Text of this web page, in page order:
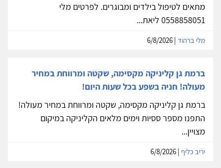
מתאים לטיפול בילדים ומבוגרים. לפרטים מלי
0558858051 ליאת...
מלי ברהוד
ברמת גן קליניקה מקסימה, שקטה ומרווחת במחיר
מעולה! חניה בשפע בכל שעות היום!
ברמת גן קליניקה מקסימה, שקטה ומרווחת במחיר מעולה!
התפנו מספר ססיות וימים מלאים הקליניקה במיקום
מצויין...
יריב כליף